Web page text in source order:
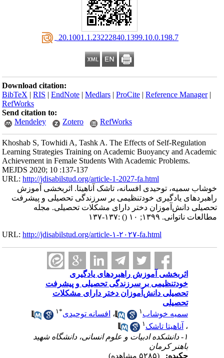
‎ 20.1001.1.23222840.1399.10.0.198.7
Download citation:
BibTeX |RIS |EndNote |Medlars |ProCite |Reference Manager
RefWorks
Send citation to:
Mendeley
Zotero RefWorks
Khoshab S, Towhidi A, Tashk A. The Effects of Self-Regulation
Learning Strategies Training on Academic Buoyancy and Academic
Achievement in Female Students With Academic Problems.
MEJDS 2020; 10 :137-137
URL:http://jdisabilstud.org/article-1-2027-fa.html
خوشاب سمیه، توحیدی افسانه، تاشک آناهیتا. اثربخشی آموزش
راهبردهای یادگیری خودتنظیمی بر سرزندگی تحصیلی و پیشرفت
تحصیلی دانش‌آموزان دختر دارای مشکلات تحصیلی. مجله
مطالعات ناتوانی. ۱۳۹۹; ۱۰
() :۱۳۷-۱۳۷
URL:http://jdisabilstud.org/article-۱-۲۰۲۷-fa.html
اثربخشی آموزش راهبردهای یادگیری
خودتنظیمی بر سرزندگی تحصیلی و پیشرفت
تحصیلی دانش‌آموزان دختر دارای مشکلات
تحصیلی
سمیه خوشاب
،افسانه توحیدی* ۱
آناهیتا تاشک۱
۱- دانشکده ادبیات و علوم انسانی، دانشگاه شهید
باهنر کرمان
چکیده: